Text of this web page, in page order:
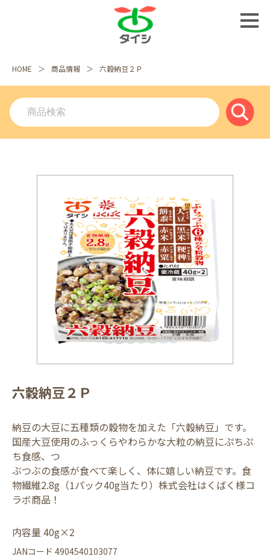
HOME 商品情報 六穀納豆２Ｐ
六穀納豆２Ｐ
納豆の大豆に五種類の穀物を加えた「六穀納豆」です。
国産大豆使用のふっくらやわらかな大粒の納豆にぷちぷ
ち食感、つ
ぶつぶの食感が食べて楽しく、体に嬉しい納豆です。食
物繊維2.8g（1パック40g当たり）株式会社はくばく様コ
ラボ商品！
内容量 40g×2
JANコード 4904540103077